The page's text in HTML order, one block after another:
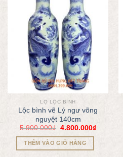
LỌ LỘC BÌNH
Lộc bình vẽ Lý ngư võng
nguyệt 140cm
5.900.000₫ 4.800.000₫
THÊM VÀO GIỎ HÀNG